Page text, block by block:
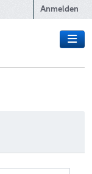
Anmelden